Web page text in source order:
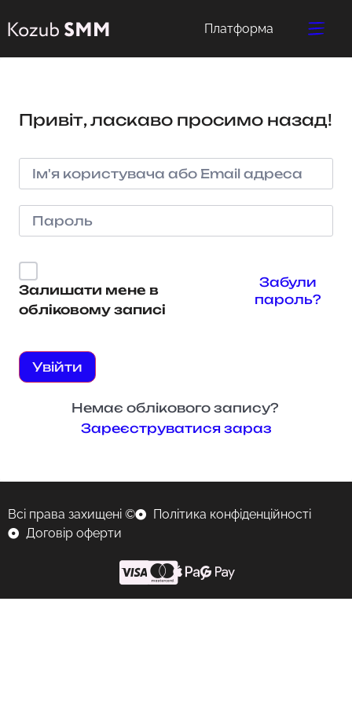
Платформа
Привіт, ласкаво просимо назад!
Залишати мене в
обліковому записі
Забули
пароль?
Увійти
Немає облікового запису?
Зареєструватися зараз
Всі права захищені ©
Політика конфіденційності
Договір оферти